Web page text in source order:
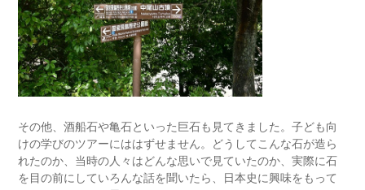
その他、酒船石や亀石といった巨石も見てきました。子ども向
けの学びのツアーにははずせません。どうしてこんな石が造ら
れたのか、当時の人々はどんな思いで見ていたのか、実際に石
を目の前にしていろんな話を聞いたら、日本史に興味をもって